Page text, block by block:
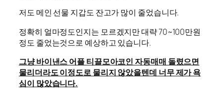
저도 메인 선물 지갑도 잔고가 많이 줄었습니다.
정확히 얼마정도인지는 모르겠지만 대략 70~100만원
정도 줄었는것으로 예상하고 있습니다.
그냥 바이낸스 어플 티끌모아코인 자동매매 돌렸으면
물리더라도 이정도로 물리지 않았을텐데 너무 제가 욕
심이 많았습니다.